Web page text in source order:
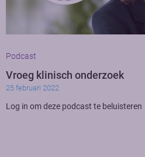
Podcast
Vroeg klinisch onderzoek
25 februari 2022
Log in om deze podcast te beluisteren